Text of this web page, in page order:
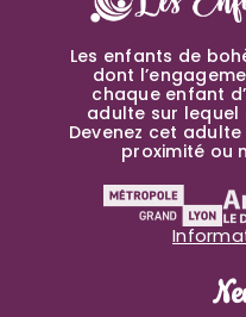
Les enfants de
dont
chaque enfant
adulte sur
Devenez cet
proximité ou